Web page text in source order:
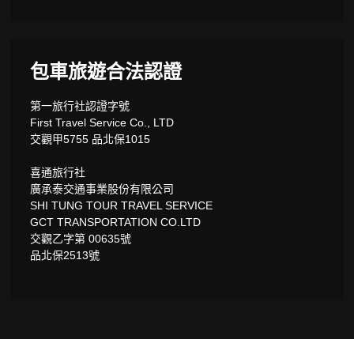
包車旅遊合法認證
第一旅行社認證字號
First Travel Service Co., LTD
交觀甲5755 品北保1015
喜通旅行社
廣承泰交通事業股份有限公司
SHI TUNG TOUR TRAVEL SERVICE
GCT TRANSPORTATION CO.LTD
交觀乙字第 00635號
品北保2513號